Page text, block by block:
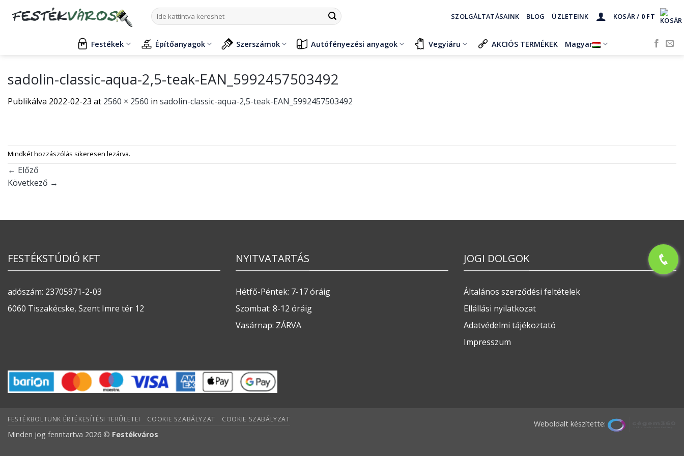
Keresés
a
SZOLGÁLTATÁSAINK BLOG ÜZLETEINK KOSÁR / 0 FT
Festékek Építőanyagok Szerszámok Autófényezési anyagok Vegyiáru AKCIÓS TERMÉKEK Magyar
sadolin-classic-aqua-2,5-teak-EAN_5992457503492
Publikálva 2022-02-23 at 2560 × 2560 in sadolin-classic-aqua-2,5-teak-EAN_5992457503492
Mindkét hozzászólás sikeresen lezárva.
← Előző
Következő →
FESTÉKSTÚDIÓ KFT
adószám: 23705971-2-03
6060 Tiszakécske, Szent Imre tér 12
NYITVATARTÁS
Hétfő-Péntek: 7-17 óráig
Szombat: 8-12 óráig
Vasárnap: ZÁRVA
JOGI DOLGOK
Általános szerződési feltételek
Ellállási nyilatkozat
Adatvédelmi tájékoztató
Impresszum
Weboldalt készítette:
FESTÉKBOLTUNK ÉRTÉKESÍTÉSI TERÜLETEI COOKIE SZABÁLYZAT COOKIE SZABÁLYZAT
Minden jog fenntartva 2026 © Festékváros